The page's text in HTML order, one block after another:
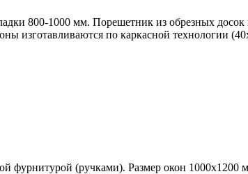
800-1000 мм. Порешетник из обрезных
изготавливаются по каркасной технологии
фурнитурой (ручками). Размер окон